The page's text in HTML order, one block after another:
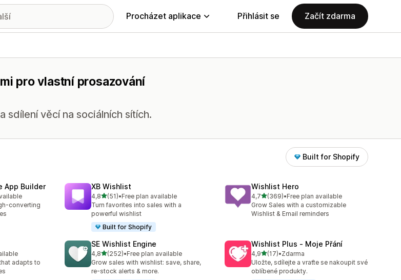
Procházet aplikace Přihlásit se Začít zdarma
pro vlastní prosazování
sdílení věcí na sociálních sítích.
Built for Shopify
App Builder
converting
XB Wishlist
4,8z 5 hvězd
(51)
Celkový počet recenzí: 51
•Free plan available
Turn favorites into sales with a
powerful wishlist
Built for Shopify
Wishlist Hero
4,7z 5 hvězd
(369)
Celkový počet recenzí: 369
•Free plan available
Grow Sales with a customizable
Wishlist & Email reminders
adapts to
SE Wishlist Engine
4,8z 5 hvězd
(252)
Celkový počet recenzí: 252
•Free plan available
Grow sales with wishlist: save, share,
re-stock alerts & more.
Wishlist Plus ‑ Moje Přání
4,9z 5 hvězd
(17)
Celkový počet recenzí: 17
•Zdarma
Uložte, sdílejte a vraťte se nakoupit své
oblíbené produkty.